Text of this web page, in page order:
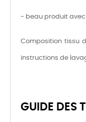
- beau produit
Composition tissu
instructions de
GUIDE DES